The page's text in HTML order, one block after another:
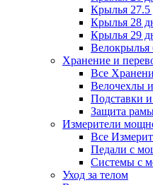
Крылья
Крылья 28
Крылья 29
Велокрылья
Хранение и
Все
Велочехлы
Подставки
Защита
Измерители
Все
Педали с
Системы с
Уход за телом